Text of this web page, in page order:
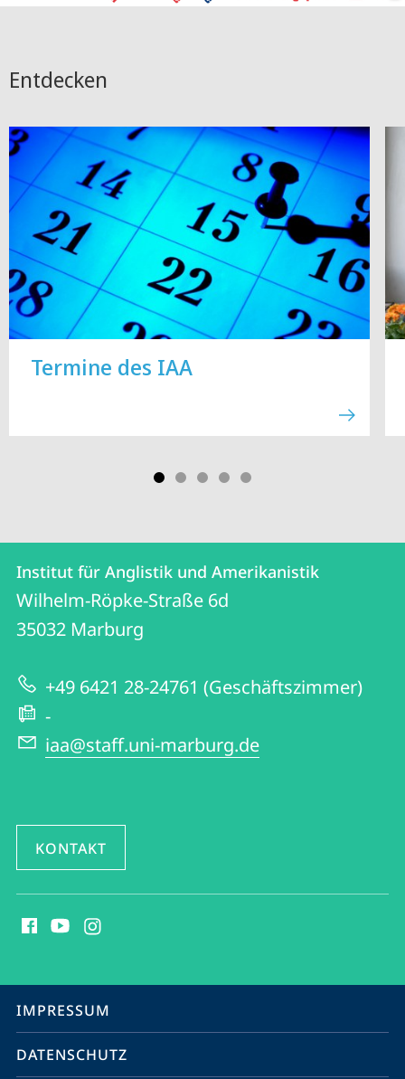
Entdecken
Termine des IAA
Kontakt
und
Informationen
zur
Website
Kontaktinformationen
Institut
für
Anglistik
und
Amerikanistik
Institut für Anglistik und Amerikanistik
Wilhelm-Röpke-Straße 6d
35032 Marburg
+49 6421 28-24761 (Geschäftszimmer)
-
iaa@staff.uni-marburg.de
KONTAKT
Media
Service-
Navigation
IMPRESSUM
DATENSCHUTZ